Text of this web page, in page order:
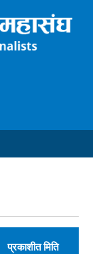
प्रकाशीत मिति